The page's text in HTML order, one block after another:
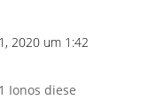
2020 um 1:42
Ionos diese